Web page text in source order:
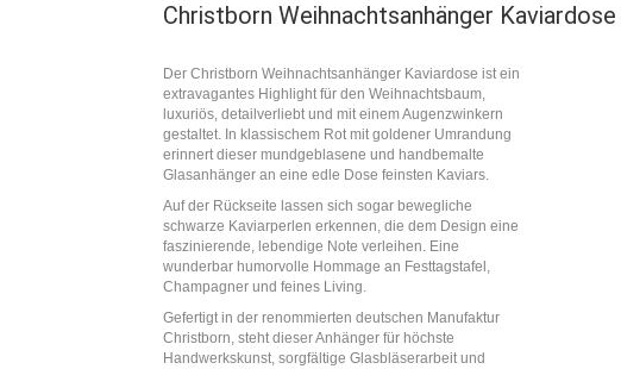
Christborn Weihnachtsanhänger
Der Christborn Weihnachtsanhänger Kaviardose ist ein
extravagantes Highlight für den Weihnachtsbaum,
luxuriös, detailverliebt und mit einem Augenzwinkern
gestaltet. In klassischem Rot mit goldener Umrandung
erinnert dieser mundgeblasene und handbemalte
Glasanhänger an eine edle Dose feinsten Kaviars.
Auf der Rückseite lassen sich sogar bewegliche
schwarze Kaviarperlen erkennen, die dem Design eine
faszinierende, lebendige Note verleihen. Eine
wunderbar humorvolle Hommage an Festtagstafel,
Champagner und feines Living.
Gefertigt in der renommierten deutschen Manufaktur
Christborn, steht dieser Anhänger für höchste
Handwerkskunst, sorgfältige Glasbläserarbeit und